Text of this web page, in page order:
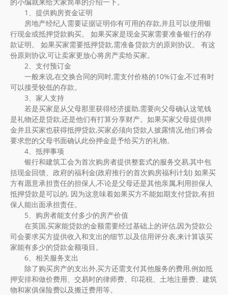
1、提供购房资金证明
房地产经纪人需要证据证明你有可用的存款,并且可以使用银
行现金或抵押贷款购买。 如果买家是现金买家需要准备银行的存
款证明。 如果买家需要抵押贷款,需准备贷款方的原则协议。 有这
份原则协议,可让卖家更放心将房产卖给买家。
2、支付预订金
一般来说,在交换合同的同时,需支付价格的10%订金,不过有时
可以接受较低的存款。
3、家人支持
若是买家是从父母那里获得经济援助,需要向父母确认这笔钱
是礼物还是贷款,还是他们有打算分享财产。如果买家父母提供押
金并且买家也获得抵押贷款,买家必须向贷款人披露情况,他们将会
要求您的父母书面确认此份押金是予给买方的礼物。
4、抵押事项
银行和建筑工会为首次购房者提供整套式的服务交易,其中包
括现金回馈、政府的福利金(政府推行的首次购房福利计划) 如果买
方有愿意承担责任的担保人,不论是父母还是其他亲属,利用担保人
抵押贷款是可以的, 因为这意味着如果买方不能如期支付贷款,有担
保人能出面承担责任。
5、购房者能支付多少的房产价值
在英国,买家能贷款的金额需要经过基础上的评估,因为贷款公
司会要求买方提供收入和支出的细节,以及信用评分表,来计算该买
家能有多少的贷款金额项目。
6、相关服务支出
除了购买房产的支出外,买方还需支付其他服务的费用,例如抵
押安排和做价费用、交易时的律师费、印花税、土地注册费、建筑
物和家俱保险费以及搬迁费用等。